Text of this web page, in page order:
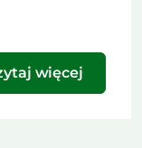
podstawie
więcej